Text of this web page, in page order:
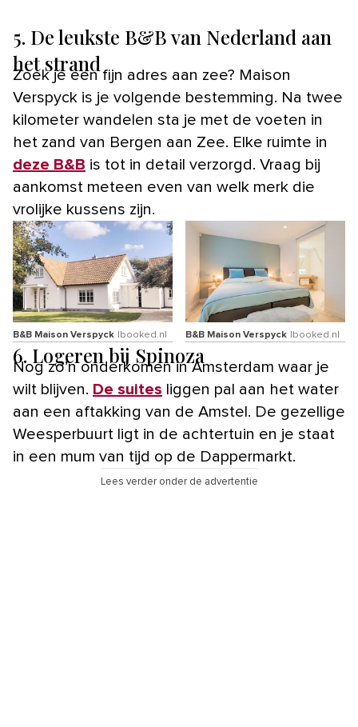
5. De leukste B&B van Nederland aan
het strand
Zoek je een fijn adres aan zee? Maison
Verspyck is je volgende bestemming. Na twee
kilometer wandelen sta je met de voeten in
het zand van Bergen aan Zee. Elke ruimte in
deze B&B is tot in detail verzorgd. Vraag bij
aankomst meteen even van welk merk die
vrolijke kussens zijn.
B&B Maison Verspyck Ibooked.nl B&B Maison Verspyck Ibooked.nl
6. Logeren bij Spinoza
Nog zo’n onderkomen in Amsterdam waar je
wilt blijven. De suites liggen pal aan het water
aan een aftakking van de Amstel. De gezellige
Weesperbuurt ligt in de achtertuin en je staat
in een mum van tijd op de Dappermarkt.
Lees verder onder de advertentie